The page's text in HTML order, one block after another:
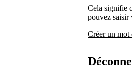
Cela signifie
pouvez saisir
Créer un mot